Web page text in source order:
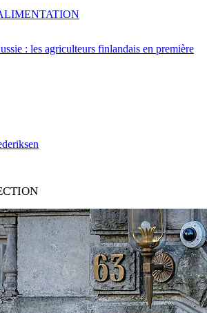
: les agriculteurs finlandais en première